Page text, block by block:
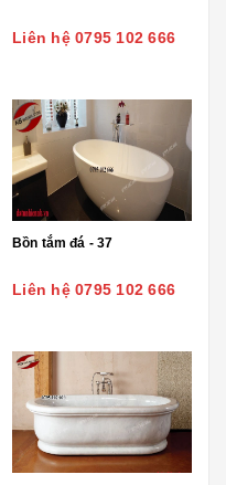
Liên hệ 0795 102 666
Bồn tắm đá - 37
Liên hệ 0795 102 666